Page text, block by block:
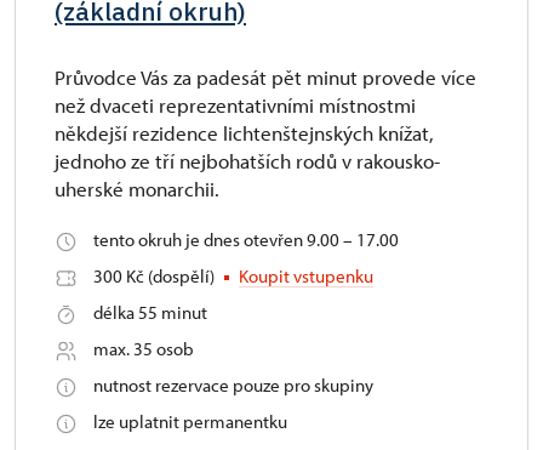
(základní okruh)
Průvodce Vás za padesát pět minut provede více
než dvaceti reprezentativními místnostmi
někdejší rezidence lichtenštejnských knížat,
jednoho ze tří nejbohatších rodů v rakousko-
uherské monarchii.
tento okruh je dnes otevřen 9.00 – 17.00
300 Kč (dospělí)
Koupit vstupenku
délka 55 minut
max. 35 osob
nutnost rezervace pouze pro skupiny
lze uplatnit permanentku